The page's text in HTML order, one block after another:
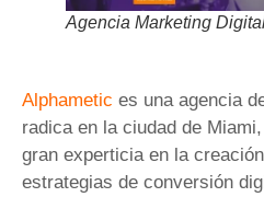
Agencia Marketing
Alphametic es una agencia
radica en la ciudad de
gran experticia en la
estrategias de conversión